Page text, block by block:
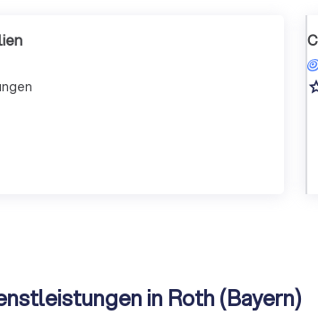
in Roth (Bayern)